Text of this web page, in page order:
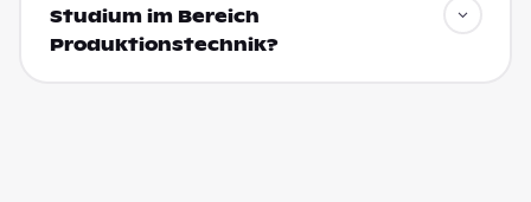
Studium im Bereich
Produktionstechnik?